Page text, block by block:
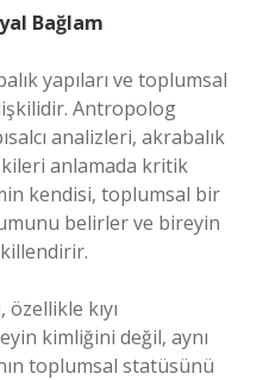
Bağlam
yapıları ve toplumsal
Antropolog
analizleri, akrabalık
anlamada kritik
kendisi, toplumsal bir
belirler ve bireyin
kıyı
kimliğini değil, aynı
toplumsal statüsünü